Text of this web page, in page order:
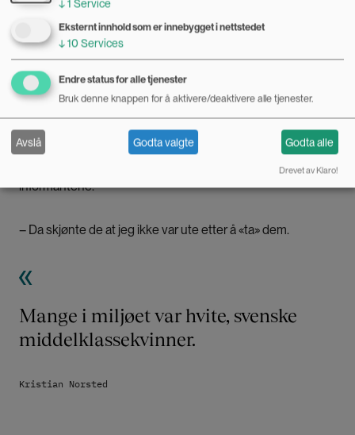
Han viser til det engelske begrepet
– På norsk høres «kritikk» ofte negativt ut. Men
handler om å tilby et perspektiv som aktørene selv ikke
Ifølge Norsted virket dette beroligende på flere av
informantene.
– Da skjønte de at jeg ikke var ute etter å «ta» dem.
Mange i miljøet var hvite, svenske
middelklassekvinner.
Kristian Norsted
↓1 Service
Eksternt innhold som er innebygget i nettstedet
↓10 Services
Endre status for alle tjenester
Bruk denne knappen for å aktivere/deaktivere alle tjenester.
Avslå Godta valgte Godta alle
Drevet av Klaro!